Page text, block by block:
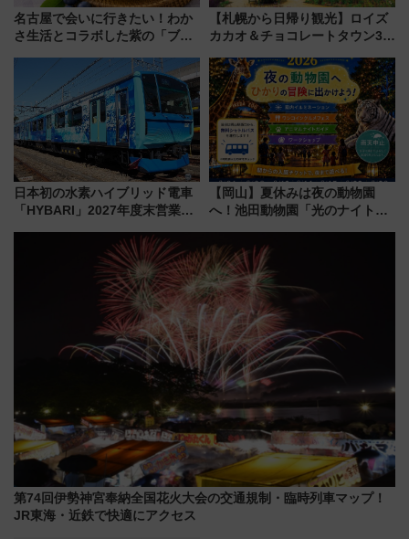
名古屋で会いに行きたい！わか
さ生活とコラボした紫の「ブル
【札幌から日帰り観光】ロイズ
カカオ＆チョコレートタウン3周
詰め放題を開催、ロイズタウン
駅からのアクセスも
日本初の水素ハイブリッド電車
「HYBARI」2027年度末営業運
で水素利活用が加速
【岡山】夏休みは夜の動物園
へ！池田動物園「光のナイトズ
な夜
第74回伊勢神宮奉納全国花火大会の交通規制・臨時列車マップ！
JR東海・近鉄で快適にアクセス